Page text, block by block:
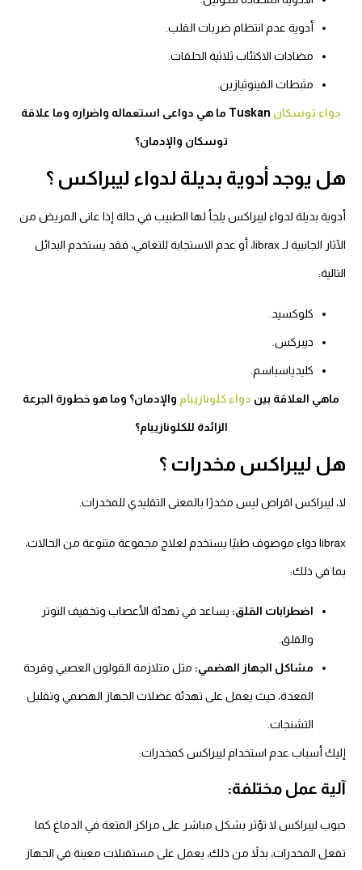
أدوية عدم انتظام ضربات القلب.
مضادات الاكتئاب ثلاثية الحلقات.
مثبطات الفينوثيازين.
دواء توسكان Tuskan ما هي دواعى استعماله واضراره وما علاقة
توسكان والإدمان؟
هل يوجد أدوية بديلة لدواء ليبراكس ؟
أدوية بديلة لدواء ليبراكس يلجأ لها الطبيب في حالة إذا عانى المريض من
الآثار الجانبية لـ librax، أو عدم الاستجابة للتعافي، فقد يستخدم البدائل
التالية:
كلوكسيد.
ديبركس.
كليدياسباسم.
ماهي العلاقة بين دواء كلونازيبام والإدمان؟ وما هو خطورة الجرعة
الزائدة للكلونازيبام؟
هل ليبراكس مخدرات ؟
لا، ليبراكس اقراص ليس مخدرًا بالمعنى التقليدي للمخدرات.
librax دواء موصوف طبيًا يستخدم لعلاج مجموعة متنوعة من الحالات،
بما في ذلك:
اضطرابات القلق: يساعد في تهدئة الأعصاب وتخفيف التوتر
والقلق.
مشاكل الجهاز الهضمي: مثل متلازمة القولون العصبي وقرحة
المعدة، حيث يعمل على تهدئة عضلات الجهاز الهضمي وتقليل
التشنجات.
إليك أسباب عدم استخدام ليبراكس كمخدرات:
آلية عمل مختلفة:
حبوب ليبراكس لا تؤثر بشكل مباشر على مراكز المتعة في الدماغ كما
تفعل المخدرات، بدلاً من ذلك، يعمل على مستقبلات معينة في الجهاز